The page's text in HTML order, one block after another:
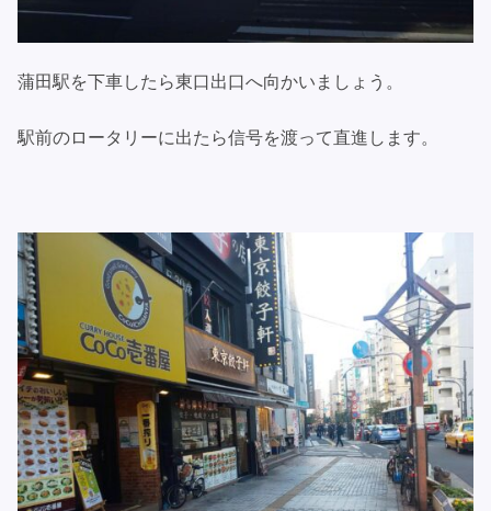
蒲田駅を下車したら東口出口へ向かいましょう。
駅前のロータリーに出たら信号を渡って直進します。